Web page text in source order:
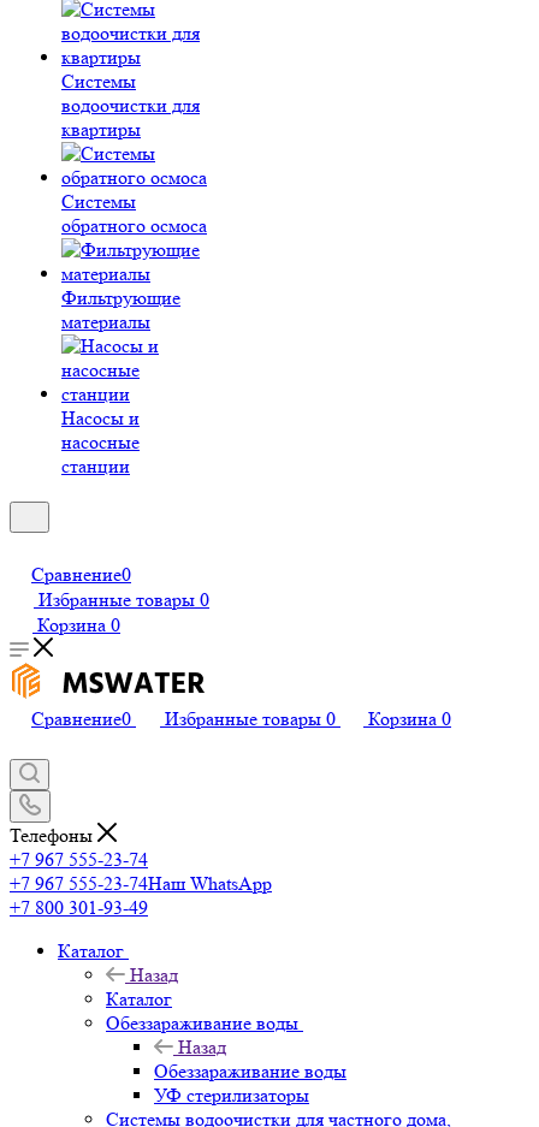
Системы
водоочистки для
квартиры
Системы
обратного осмоса
Фильтрующие
материалы
Насосы и
насосные
станции
Сравнение0
Избранные товары 0
Корзина 0
Сравнение0 Избранные товары 0 Корзина 0
Телефоны
+7 967 555-23-74
+7 967 555-23-74Наш WhatsApp
+7 800 301-93-49
Каталог
Назад
Каталог
Обеззараживание воды
Назад
Обеззараживание воды
УФ стерилизаторы
Системы водоочистки для частного дома,